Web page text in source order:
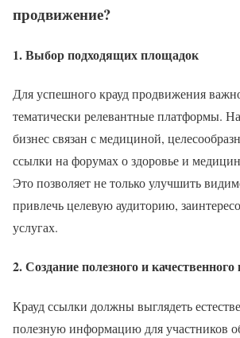
продвижение?
1.Выбор подходящих площадок
Для успешного крауд продвижения
тематически релевантные платформы.
бизнес связан с медициной,
ссылки на форумах о здоровье и
Это позволяет не только улучшить
привлечь целевую аудиторию,
услугах.
2.Создание полезного и качественного
Крауд ссылки должны выглядеть
полезную информацию для участников